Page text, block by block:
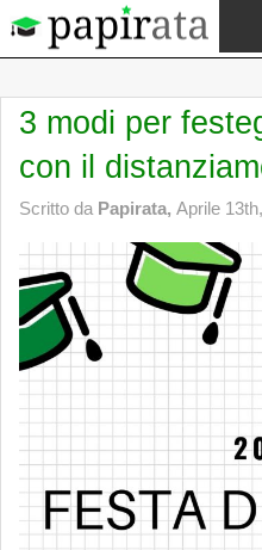
3 modi per
con il
Scritto da Papirata, Aprile